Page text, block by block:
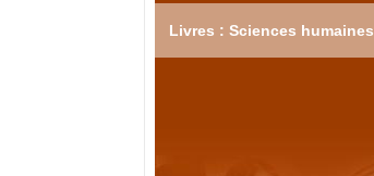
Livres : Sciences humaines